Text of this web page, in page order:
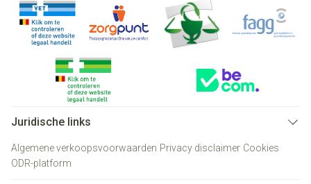
Juridische links
Algemene verkoopsvoorwaarden Privacy disclaimer Cookies
ODR-platform